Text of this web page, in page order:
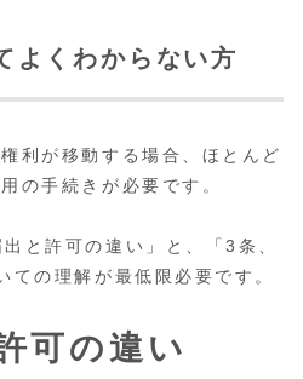
よくわからない方
利が移動する場合、ほとんど
の手続きが必要です。
と許可の違い」と、「3条、
の理解が最低限必要です。
可の違い